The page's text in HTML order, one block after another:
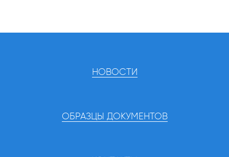
НОВОСТИ
ОБРАЗЦЫ ДОКУМЕНТОВ